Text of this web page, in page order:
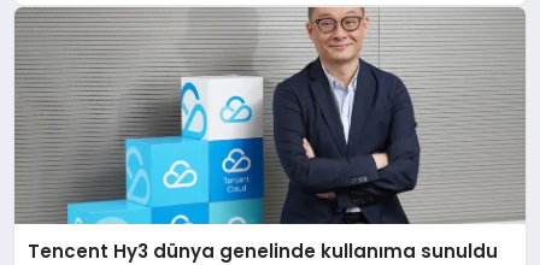
Tencent Hy3 dünya genelinde kullanıma sunuldu